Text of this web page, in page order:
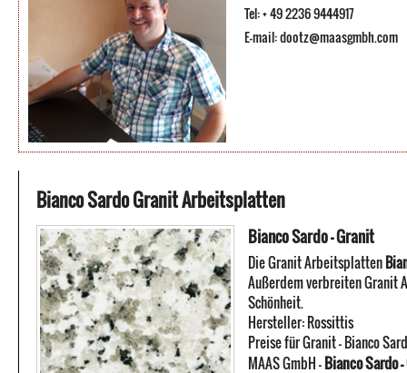
Tel: + 49 2236 9444917
E-mail:dootz@maasgmbh.com
Bianco Sardo Granit Arbeitsplatten
Bianco Sardo - Granit
Die Granit Arbeitsplatten
Außerdem verbreiten Granit
Schönheit.
Hersteller:Rossittis
Preise für Granit -Bianco
MAAS GmbH-Bianco Sardo